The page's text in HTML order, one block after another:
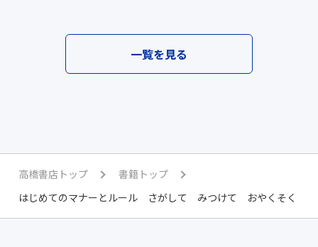
一覧を見る
高橋書店トップ
書籍トップ
はじめてのマナーとルール さがして みつけて おやくそく